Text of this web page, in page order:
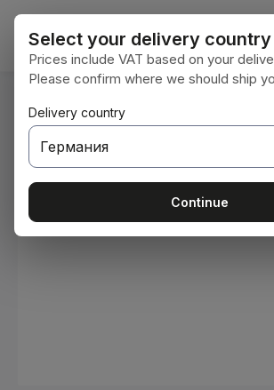
Преминете към основното съдържание
Вие сте тук: Начална страница
Бои и лакове
Пропуснете галерия с изображения
Select your delivery country
Prices include VAT based on your
Please confirm where we should ship
Delivery country
Continue